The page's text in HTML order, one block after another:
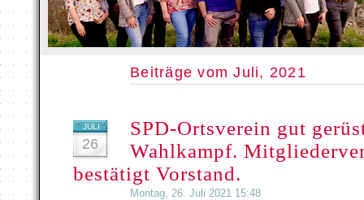
Beiträge vom Juli, 2021
JULI
26
SPD-Ortsverein gut
Wahlkampf.
bestätigt Vorstand.
Montag, 26. Juli 2021 15:48